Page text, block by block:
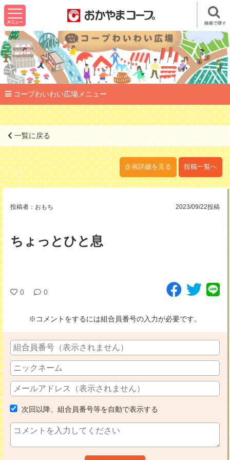
コープわいわい広場メニュー
一覧に戻る
企画詳細を見る 投稿一覧へ
投稿者： おもち 2023/09/22投稿
ちょっとひと息
0 0
※コメントをするには組合員番号の入力が必要です。
次回以降、組合員番号等を自動で表示する